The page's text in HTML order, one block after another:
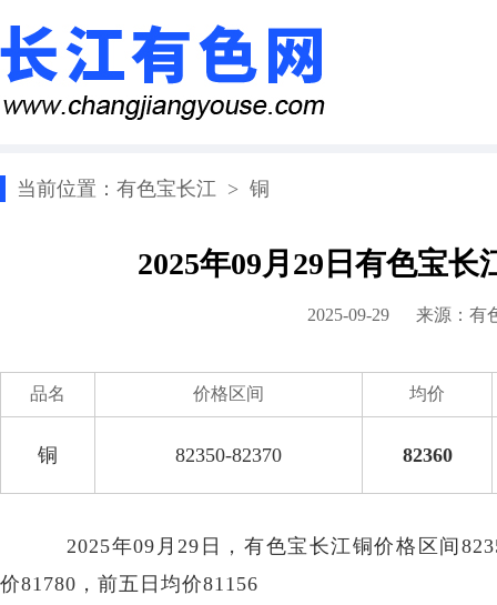
当前位置： 有色宝长江 > 铜
2025年09月29日有色宝
2025-09-29 来源： 有
品名 价格区间 均价
铜 82350-82370 82360
2025年09月29日，有色宝长江铜价格区间
价81780，前五日均价81156